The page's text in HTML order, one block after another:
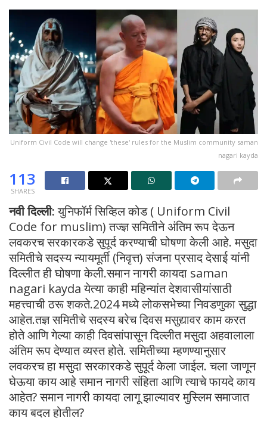
Uniform Civil Code will change 'these' rules for the Muslim community saman
nagari kayda
113
SHARES
नवी दिल्ली:युनिफॉर्म सिव्हिल कोड ( Uniform Civil
Code for muslim) तज्ज्ञ समितीने अंतिम रूप देऊन
लवकरच सरकारकडे सुपूर्द करण्याची घोषणा केली आहे. मसुदा
समितीचे सदस्य न्यायमूर्ती (निवृत्त) संजना प्रसाद देसाई यांनी
दिल्लीत ही घोषणा केली.समान नागरी कायदा saman
nagari kayda येत्या काही महिन्यांत देशवासीयांसाठी
महत्त्वाची ठरू शकते.2024 मध्ये लोकसभेच्या निवडणुका सुद्धा
आहेत.तज्ञ समितीचे सदस्य बरेच दिवस मसुद्यावर काम करत
होते आणि गेल्या काही दिवसांपासून दिल्लीत मसुदा अहवालाला
अंतिम रूप देण्यात व्यस्त होते. समितीच्या म्हणण्यानुसार
लवकरच हा मसुदा सरकारकडे सुपूर्द केला जाईल. चला जाणून
घेऊया काय आहे समान नागरी संहिता आणि त्याचे फायदे काय
आहेत? समान नागरी कायदा लागू झाल्यावर मुस्लिम समाजात
काय बदल होतील?